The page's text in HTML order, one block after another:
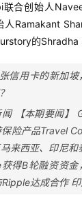
合创始人
Ramakant
的Shradha
信用卡的新加
【本期要闻】
险产品Travel
来西亚、印尼和
得B轮融资资金
达成合作